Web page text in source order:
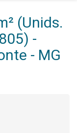
(Unids.
-
- MG